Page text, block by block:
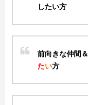
したい方
前向きな仲間＆
たい方